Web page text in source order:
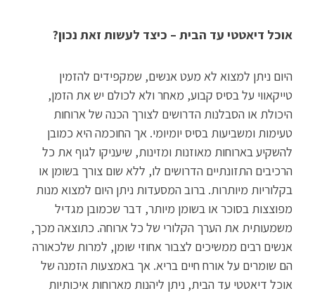
אוכל דיאטטי עד הבית – כיצד לעשות זאת נכון?
היום ניתן למצוא לא מעט אנשים, שמקפידים להזמין
טייקאווי על בסיס קבוע, מאחר ולא לכולם יש את הזמן,
היכולת או הסבלנות הדרושים לצורך הכנה של ארוחות
טעימות ומשביעות בסיס יומיומי. אך החוכמה היא כמובן
להשקיע בארוחות מאוזנות ומזינות, שיעניקו לגוף את כל
הרכיבים התזונתיים הדרושים לו, ללא שום צורך בשומן או
בקלוריות מיותרות. ברוב המסעדות ניתן היום למצוא מנות
מפוצצות בסוכר או בשומן מיותר, דבר שכמובן מגדיל
משמעותית את הערך הקלורי של כל ארוחה. כתוצאה מכך,
אנשים רבים ממשיכים לצבור אחוזי שומן, למרות שלכאורה
הם שומרים על אורח חיים בריא. אך באמצעות הזמנה של
אוכל דיאטטי עד הבית, ניתן ליהנות מארוחות איכותיות